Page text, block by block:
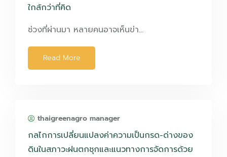
ใกล้กว่าที่คิด
ช่วงที่ผ่านมา หลายคนอาจเห็นข่า…
Read More
thaigreenagro manager
กลไกการเปลี่ยนแปลงค่าความเป็นกรด-ด่างของ
ดินในสภาวะฝนตกชุกและแนวทางการจัดการด้วย